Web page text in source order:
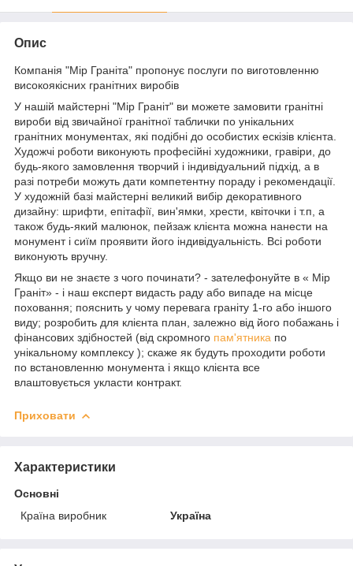
Опис
Компанія "Мір Граніта" пропонує послуги по виготовленню
високоякісних гранітних виробів
У нашій майстерні "Мір Граніт" ви можете замовити гранітні
вироби від звичайної гранітної таблички по унікальних
гранітних монументах, які подібні до особистих ескізів клієнта.
Художчі роботи виконують професійні художники, гравіри, до
будь-якого замовлення творчий і індивідуальний підхід, а в
разі потреби можуть дати компетентну пораду і рекомендації.
У художній базі майстерні великий вибір декоративного
дизайну: шрифти, епітафії, вин'ямки, хрести, квіточки і т.п, а
також будь-який малюнок, пейзаж клієнта можна нанести на
монумент і сиїм проявити його індивідуальність. Всі роботи
виконують вручну.
Якщо ви не знаєте з чого починати? - зателефонуйте в « Мір
Граніт» - і наш експерт видасть раду або випаде на місце
поховання; пояснить у чому перевага граніту 1-го або іншого
виду; розробить для клієнта план, залежно від його побажань і
фінансових здібностей (від скромного пам'ятника по
унікальному комплексу ); скаже як будуть проходити роботи
по встановленню монумента і якщо клієнта все
влаштовується укласти контракт.
Приховати
Характеристики
Основні
Країна виробник
Україна